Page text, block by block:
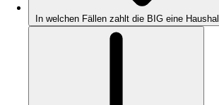
In welchen Fällen zahlt die BIG eine